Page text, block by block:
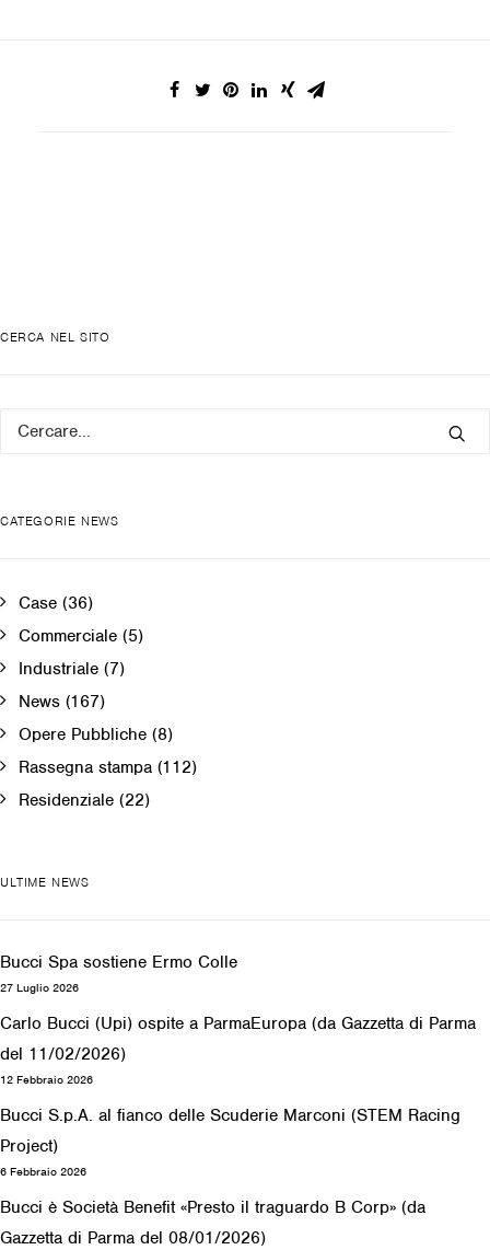
CERCA NEL SITO
CATEGORIE NEWS
Case (36)
Commerciale (5)
Industriale (7)
News (167)
Opere Pubbliche (8)
Rassegna stampa (112)
Residenziale (22)
ULTIME NEWS
Bucci Spa sostiene Ermo Colle
27 Luglio 2026
Carlo Bucci (Upi) ospite a ParmaEuropa (da Gazzetta di Parma
del 11/02/2026)
12 Febbraio 2026
Bucci S.p.A. al fianco delle Scuderie Marconi (STEM Racing
Project)
6 Febbraio 2026
Bucci è Società Benefit «Presto il traguardo B Corp» (da
Gazzetta di Parma del 08/01/2026)